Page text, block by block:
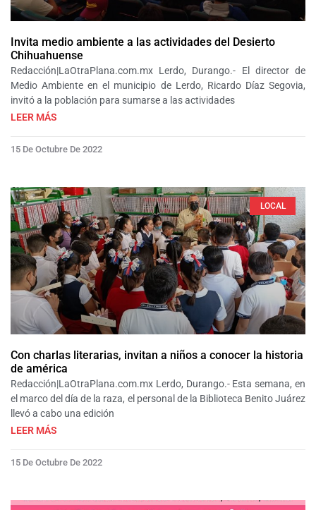
Invita medio ambiente a las actividades del Desierto
Chihuahuense
Redacción|LaOtraPlana.com.mx Lerdo, Durango.- El director de
Medio Ambiente en el municipio de Lerdo, Ricardo Díaz Segovia,
invitó a la población para sumarse a las actividades
LEER MÁS
15 De Octubre De 2022
LOCAL
Con charlas literarias, invitan a niños a conocer la historia
de américa
Redacción|LaOtraPlana.com.mx Lerdo, Durango.- Esta semana, en
el marco del día de la raza, el personal de la Biblioteca Benito Juárez
llevó a cabo una edición
LEER MÁS
15 De Octubre De 2022